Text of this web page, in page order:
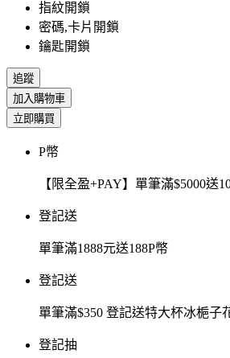
指紋開鎖
密碼,卡片開鎖
鑰匙開鎖
追蹤
加入購物車
立即購買
P幣
【限全盈+PAY】單筆滿$5000送
登記送
單筆滿1888元送188P幣
登記送
單筆滿$350 登記送特大杯冰梔
登記抽